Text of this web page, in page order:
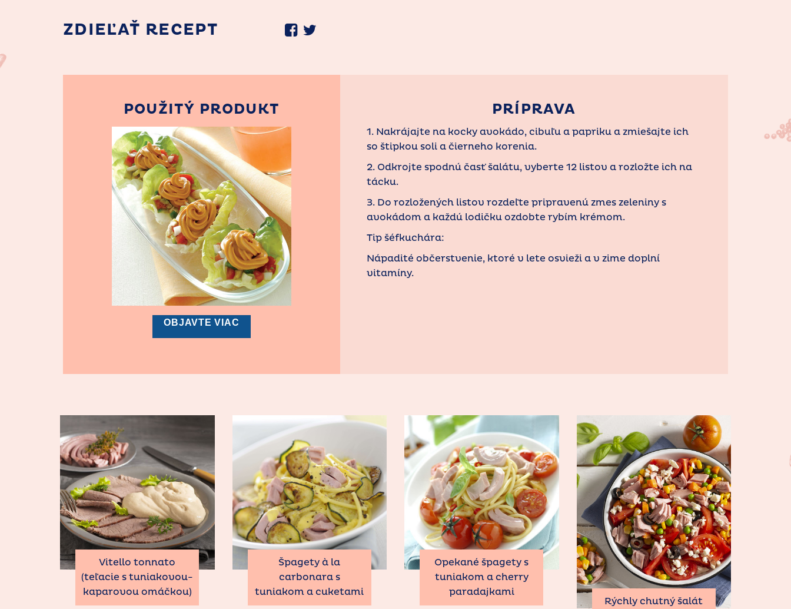
ZDIEĽAŤ RECEPT
POUŽITÝ PRODUKT
OBJAVTE VIAC
PRÍPRAVA
1. Nakrájajte na kocky avokádo, cibuľu a papriku a zmiešajte ich
so štipkou soli a čierneho korenia.
2. Odkrojte spodnú časť šalátu, vyberte 12 listov a rozložte ich na
tácku.
3. Do rozložených listov rozdeľte pripravenú zmes zeleniny s
avokádom a každú lodičku ozdobte rybím krémom.
Tip šéfkuchára:
Nápadité občerstvenie, ktoré v lete osvieži a v zime doplní
vitamíny.
Vitello tonnato
(teľacie s tuniakovou-
kaparovou omáčkou)
Špagety à la
carbonara s
tuniakom a cuketami
Opekané špagety s
tuniakom a cherry
paradajkami
Rýchly chutný šalát